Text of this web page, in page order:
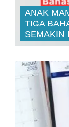
ANAK
TIGA
SEMAKIN